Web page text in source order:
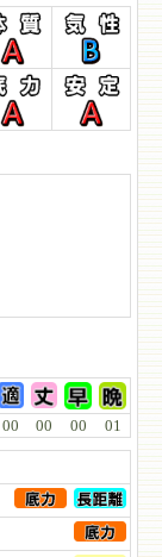
00 00 00 01